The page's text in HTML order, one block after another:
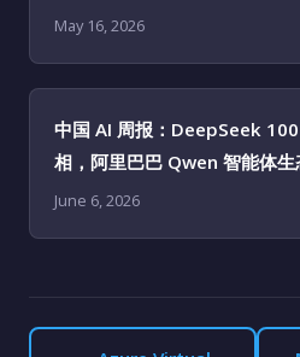
May 16, 2026
中国 AI 周报：DeepSeek
相，阿里巴巴 Qwen 智能体生
June 6, 2026